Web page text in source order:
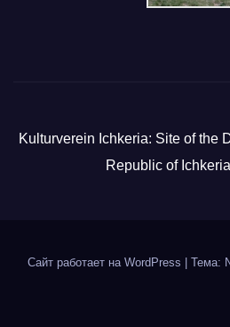
Kulturverein Ichkeria: Site of the
Republic of
Сайт работает на WordPress Тема: